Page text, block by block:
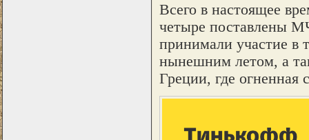
Всего в настоящее
четыре поставлены
принимали участие в
нынешним летом, а
Греции, где огненная